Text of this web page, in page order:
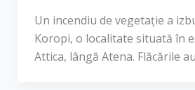
Un incendiu de vegetație a
Koropi, o localitate situată în
Attica, lângă Atena. Flăcările au